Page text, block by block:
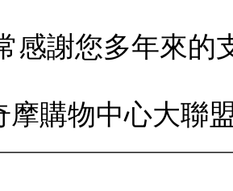
感謝您多年來的
摩購物中心大